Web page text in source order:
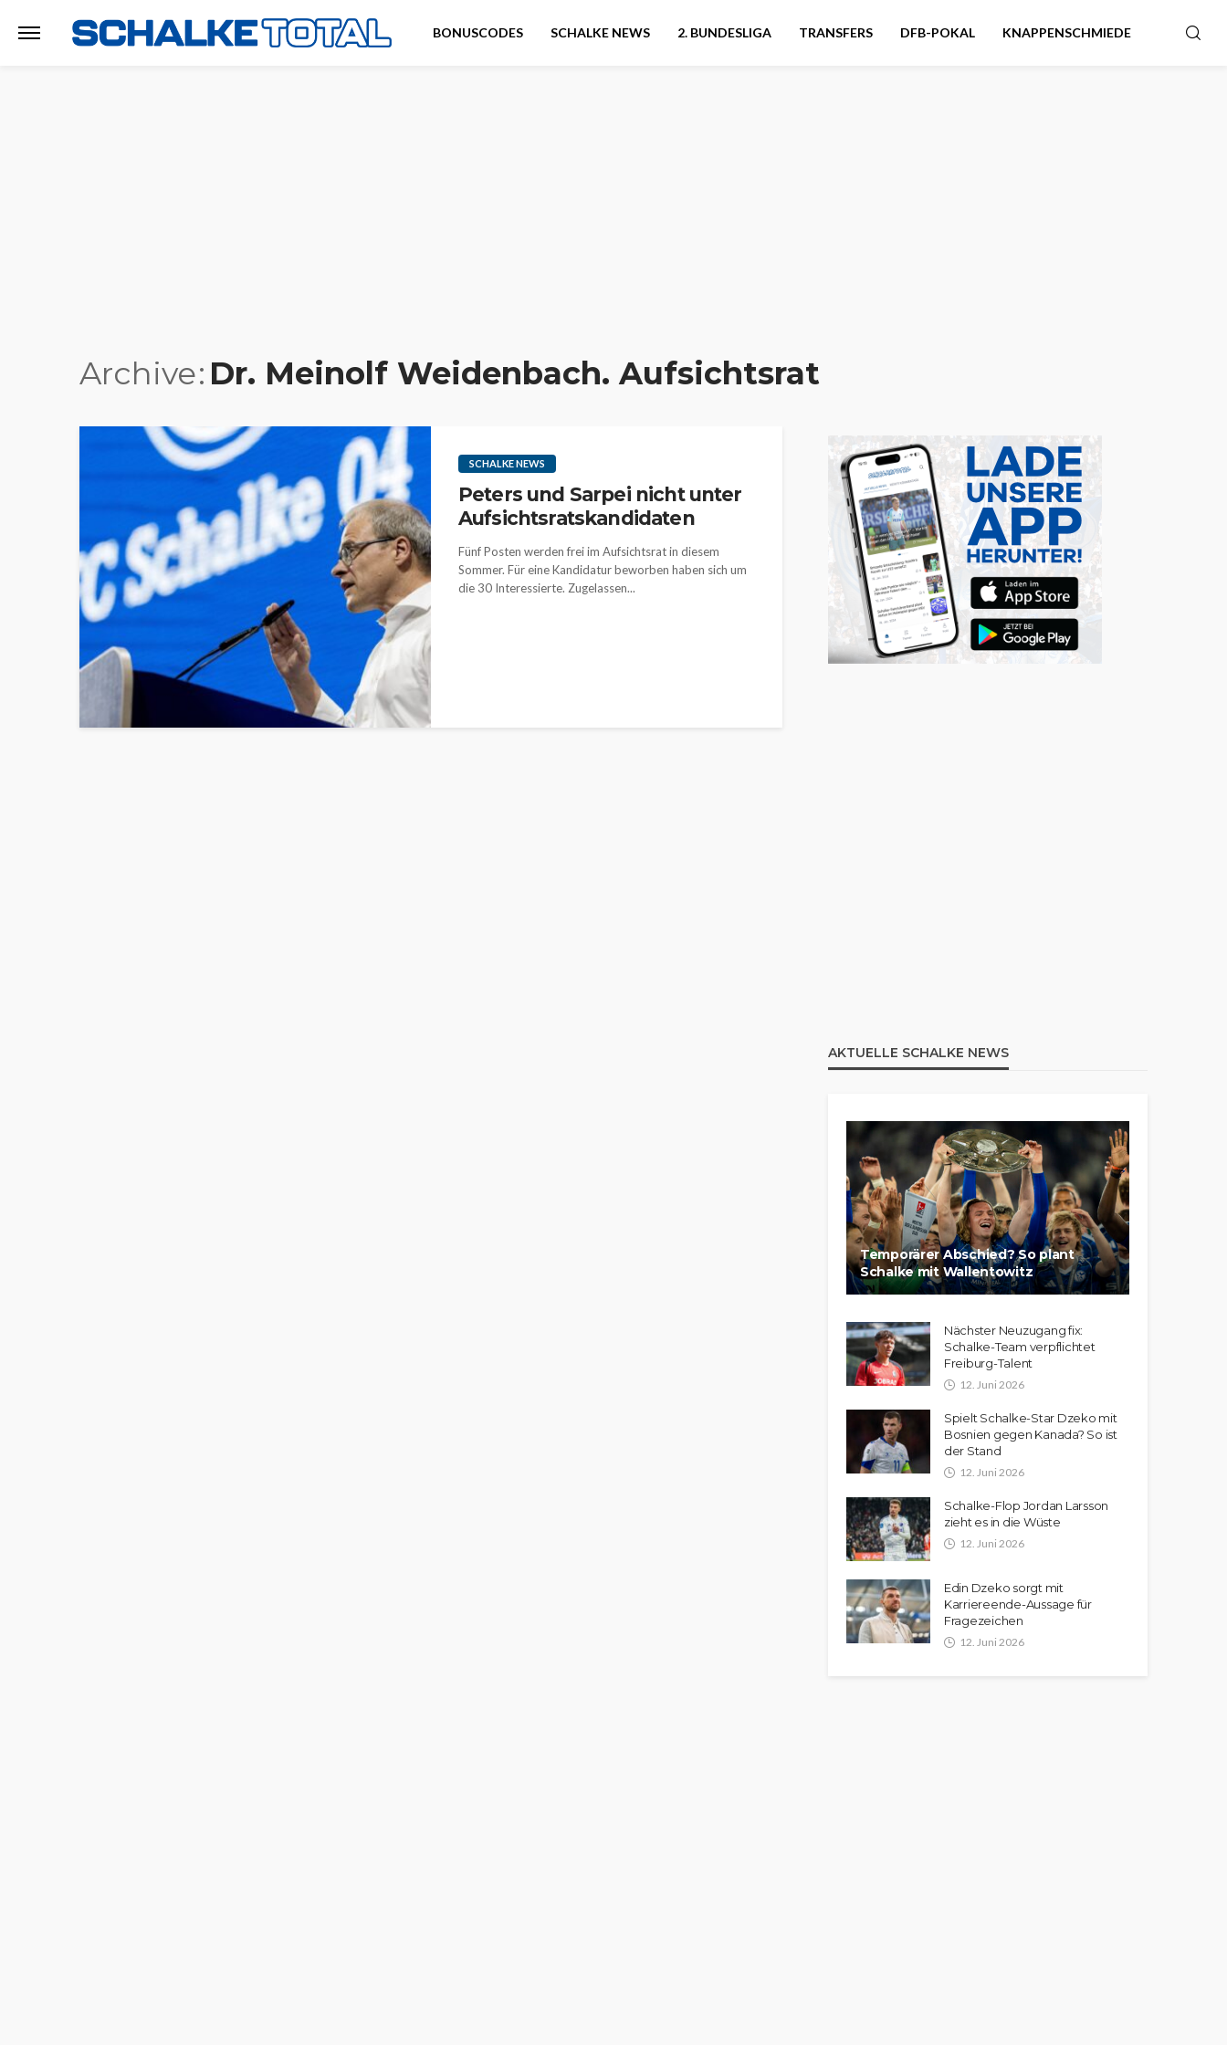
BONUSCODES SCHALKE NEWS 2. BUNDESLIGA TRANSFERS DFB-POKAL KNAPPENSCHMIEDE
Archive Dr. Meinolf Weidenbach. Aufsichtsrat
SCHALKE NEWS
Peters und Sarpei nicht unter
Aufsichtsratskandidaten
Fünf Posten werden frei im Aufsichtsrat in diesem
Sommer. Für eine Kandidatur beworben haben sich um
die 30 Interessierte. Zugelassen...
AKTUELLE SCHALKE NEWS
Temporärer Abschied? So plant
Schalke mit Wallentowitz
Nächster Neuzugang fix:
Schalke-Team verpflichtet
Freiburg-Talent
12. Juni 2026
Spielt Schalke-Star Dzeko mit
Bosnien gegen Kanada? So ist
der Stand
12. Juni 2026
Schalke-Flop Jordan Larsson
zieht es in die Wüste
12. Juni 2026
Edin Dzeko sorgt mit
Karriereende-Aussage für
Fragezeichen
12. Juni 2026